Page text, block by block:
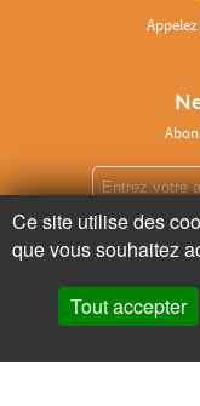
Ce site utilise des
que vous souhaitez
Tout accepter